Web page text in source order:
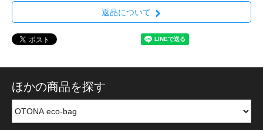
返品について
ほかの商品を探す